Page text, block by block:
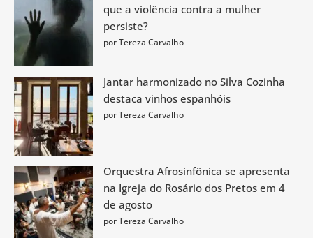
que a violência contra a mulher
persiste?
por Tereza Carvalho
Jantar harmonizado no Silva Cozinha
destaca vinhos espanhóis
por Tereza Carvalho
Orquestra Afrosinfônica se apresenta
na Igreja do Rosário dos Pretos em 4
de agosto
por Tereza Carvalho